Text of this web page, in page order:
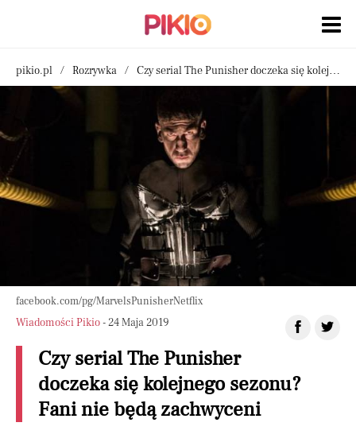
pikio.pl Rozrywka Czy serial The Punisher doczeka się kolejnego sezonu? Fani nie będą zachwyceni
facebook.com/pg/MarvelsPunisherNetflix
Wiadomości Pikio- 24 Maja 2019
Czy serial The Punisher
doczeka się kolejnego sezonu?
Fani nie będą zachwyceni